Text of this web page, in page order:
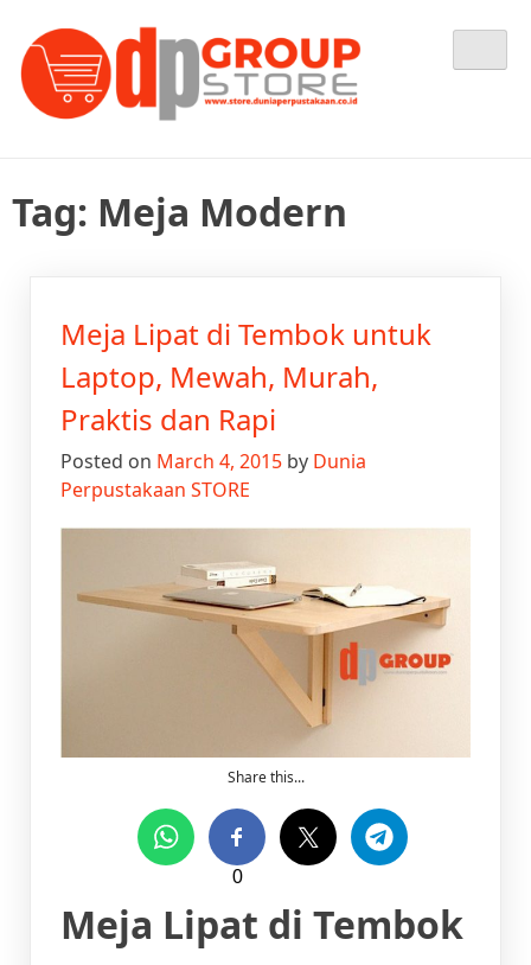
content
Dunia Perpustakaan STORE
Tag: Meja Modern
Meja Lipat di Tembok untuk
Laptop, Mewah, Murah,
Praktis dan Rapi
Posted on March 4, 2015 by Dunia
Perpustakaan STORE
Share this...
0
Meja Lipat di Tembok